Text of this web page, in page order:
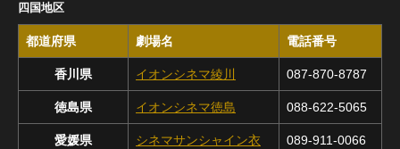
四国地区
都道府県 劇場名 電話番号
香川県 イオンシネマ綾川 087-870-8787
徳島県 イオンシネマ徳島 088-622-5065
愛媛県
シネマサンシャイン衣
089-911-0066